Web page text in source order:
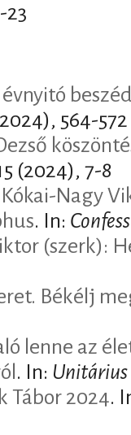
23
564-572
(2024), 7-8
Kókai-Nagy
. In:
(szerk):
Békélj
lenne az
. In:
Tábor 2024.